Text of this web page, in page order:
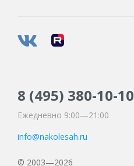
8 (495) 380-10-10
Ежедневно 9:00—21:00
info@nakolesah.ru
© 2003—2026